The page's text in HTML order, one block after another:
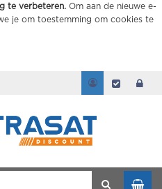
te verbeteren. Om aan de nieuwe e-
je om toestemming om cookies te